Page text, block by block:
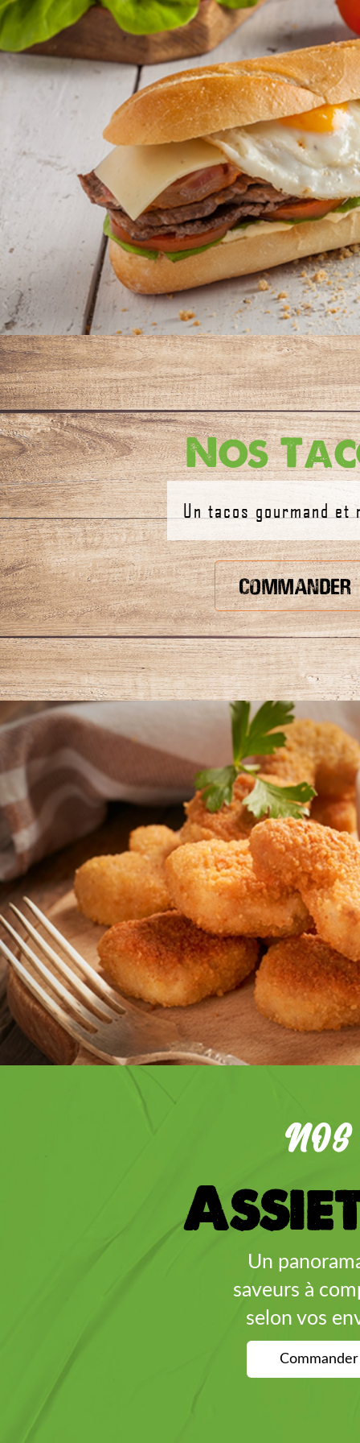
Nos
Un tacos gourmand et
Commander
NOS
Un
saveurs à
selon vos
Commander